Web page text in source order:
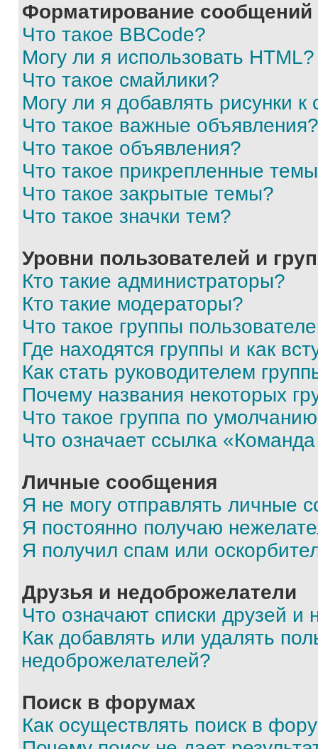
Форматирование
Что такое BBCode?
Могу ли я использовать HTML?
Что такое смайлики?
Могу ли я добавлять рисунки
Что такое важные объявления?
Что такое объявления?
Что такое прикрепленные
Что такое закрытые темы?
Что такое значки тем?
Уровни пользователей и
Кто такие администраторы?
Кто такие модераторы?
Что такое группы
Где находятся группы и как
Как стать руководителем
Почему названия некоторых
Что такое группа по
Что означает ссылка
Личные сообщения
Я не могу отправлять личные
Я постоянно получаю
Я получил спам или
Друзья и недоброжелатели
Что означают списки друзей и
Как добавлять или удалять
недоброжелателей?
Поиск в форумах
Как осуществлять поиск в